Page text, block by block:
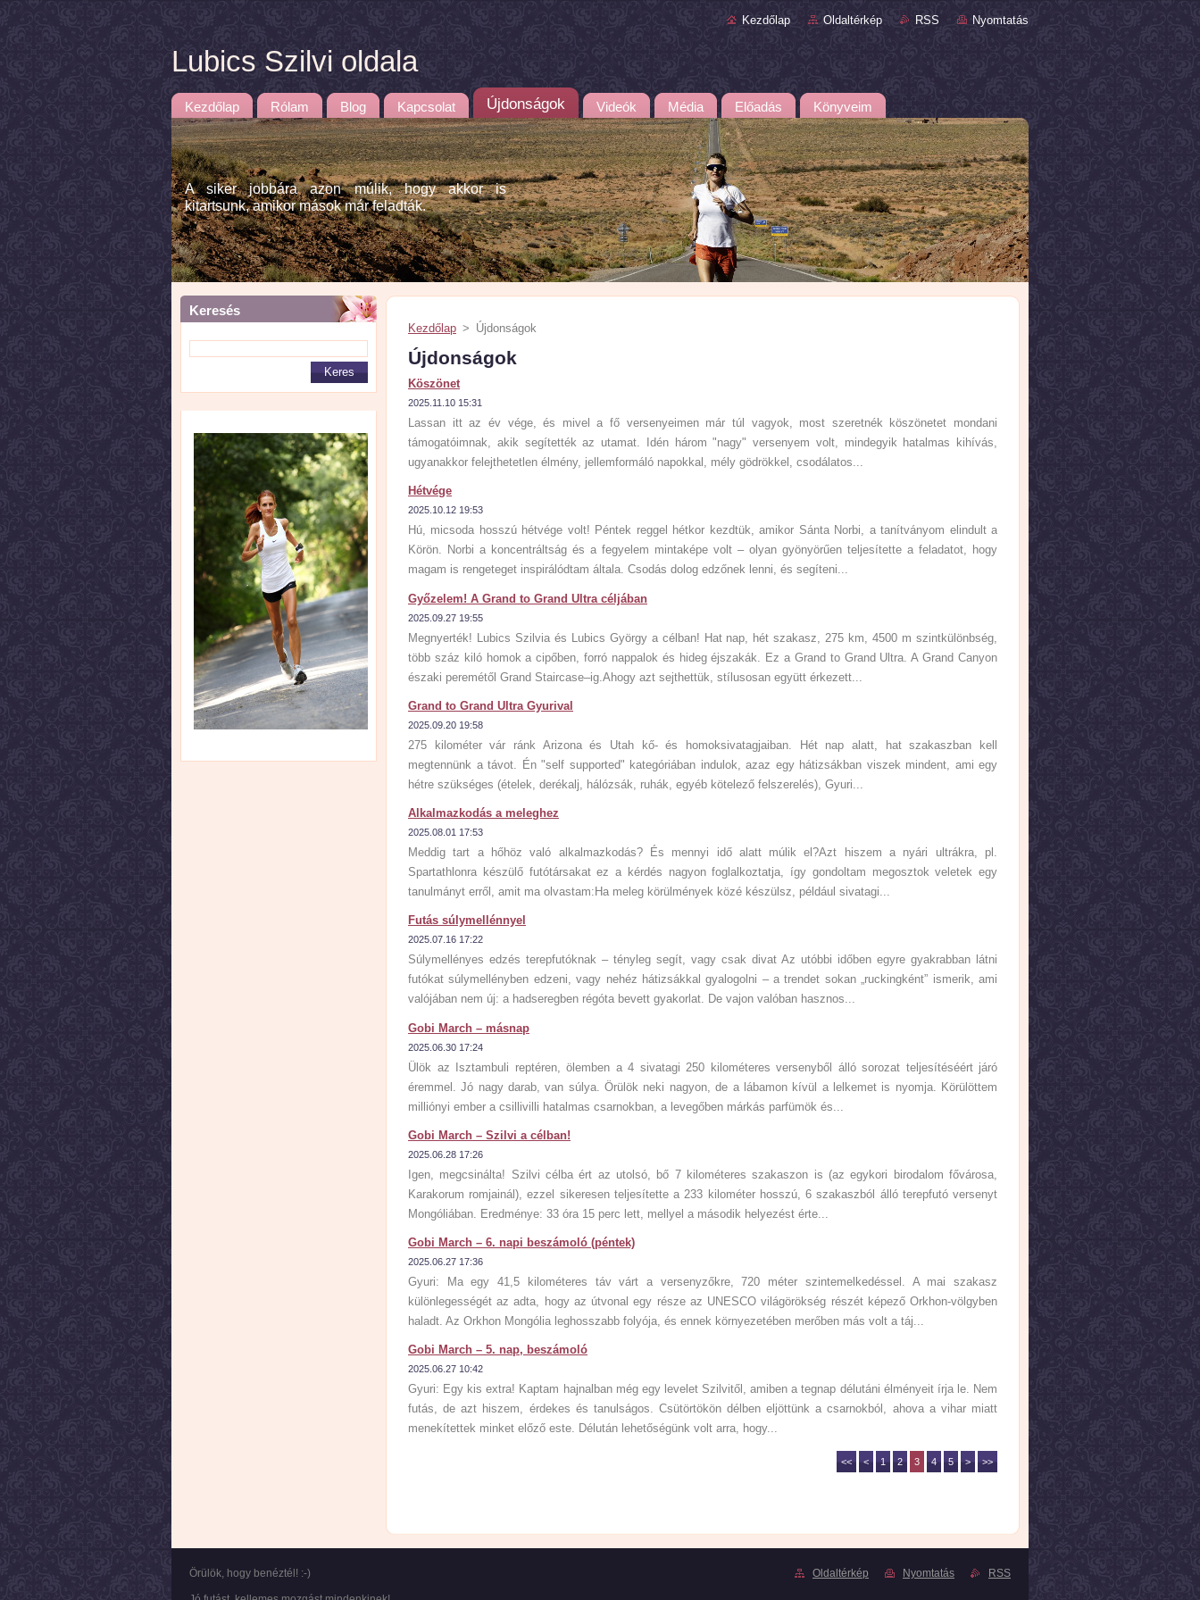
Kezdőlap Oldaltérkép RSS Nyomtatás
Lubics Szilvi oldala
Kezdőlap Rólam Blog Kapcsolat Újdonságok Videók Média Előadás Könyveim
A siker jobbára azon múlik, hogy akkor is
kitartsunk, amikor mások már feladták.
Keresés
Kezdőlap > Újdonságok
Újdonságok
Köszönet
2025.11.10 15:31
Lassan itt az év vége, és mivel a fő versenyeimen már túl vagyok, most szeretnék köszönetet mondani
támogatóimnak, akik segítették az utamat. Idén három "nagy" versenyem volt, mindegyik hatalmas kihívás,
ugyanakkor felejthetetlen élmény, jellemformáló napokkal, mély gödrökkel, csodálatos...
Hétvége
2025.10.12 19:53
Hú, micsoda hosszú hétvége volt! Péntek reggel hétkor kezdtük, amikor Sánta Norbi, a tanítványom elindult a
Körön. Norbi a koncentráltság és a fegyelem mintaképe volt – olyan gyönyörűen teljesítette a feladatot, hogy
magam is rengeteget inspirálódtam általa. Csodás dolog edzőnek lenni, és segíteni...
Győzelem! A Grand to Grand Ultra céljában
2025.09.27 19:55
Megnyerték! Lubics Szilvia és Lubics György a célban! Hat nap, hét szakasz, 275 km, 4500 m szintkülönbség,
több száz kiló homok a cipőben, forró nappalok és hideg éjszakák. Ez a Grand to Grand Ultra. A Grand Canyon
északi peremétől Grand Staircase–ig.Ahogy azt sejthettük, stílusosan együtt érkezett...
Grand to Grand Ultra Gyurival
2025.09.20 19:58
275 kilométer vár ránk Arizona és Utah kő- és homoksivatagjaiban. Hét nap alatt, hat szakaszban kell
megtennünk a távot. Én "self supported" kategóriában indulok, azaz egy hátizsákban viszek mindent, ami egy
hétre szükséges (ételek, derékalj, hálózsák, ruhák, egyéb kötelező felszerelés), Gyuri...
Alkalmazkodás a meleghez
2025.08.01 17:53
Meddig tart a hőhöz való alkalmazkodás? És mennyi idő alatt múlik el?Azt hiszem a nyári ultrákra, pl.
Spartathlonra készülő futótársakat ez a kérdés nagyon foglalkoztatja, így gondoltam megosztok veletek egy
tanulmányt erről, amit ma olvastam:Ha meleg körülmények közé készülsz, például sivatagi...
Futás súlymellénnyel
2025.07.16 17:22
Súlymellényes edzés terepfutóknak – tényleg segít, vagy csak divat Az utóbbi időben egyre gyakrabban látni
futókat súlymellényben edzeni, vagy nehéz hátizsákkal gyalogolni – a trendet sokan „ruckingként” ismerik, ami
valójában nem új: a hadseregben régóta bevett gyakorlat. De vajon valóban hasznos...
Gobi March – másnap
2025.06.30 17:24
Ülök az Isztambuli reptéren, ölemben a 4 sivatagi 250 kilométeres versenyből álló sorozat teljesítéséért járó
éremmel. Jó nagy darab, van súlya. Örülök neki nagyon, de a lábamon kívül a lelkemet is nyomja. Körülöttem
milliónyi ember a csillivilli hatalmas csarnokban, a levegőben márkás parfümök és...
Gobi March – Szilvi a célban!
2025.06.28 17:26
Igen, megcsinálta! Szilvi célba ért az utolsó, bő 7 kilométeres szakaszon is (az egykori birodalom fővárosa,
Karakorum romjainál), ezzel sikeresen teljesítette a 233 kilométer hosszú, 6 szakaszból álló terepfutó versenyt
Mongóliában. Eredménye: 33 óra 15 perc lett, mellyel a második helyezést érte...
Gobi March – 6. napi beszámoló (péntek)
2025.06.27 17:36
Gyuri: Ma egy 41,5 kilométeres táv várt a versenyzőkre, 720 méter szintemelkedéssel. A mai szakasz
különlegességét az adta, hogy az útvonal egy része az UNESCO világörökség részét képező Orkhon-völgyben
haladt. Az Orkhon Mongólia leghosszabb folyója, és ennek környezetében merőben más volt a táj...
Gobi March – 5. nap, beszámoló
2025.06.27 10:42
Gyuri: Egy kis extra! Kaptam hajnalban még egy levelet Szilvitől, amiben a tegnap délutáni élményeit írja le. Nem
futás, de azt hiszem, érdekes és tanulságos. Csütörtökön délben eljöttünk a csarnokból, ahova a vihar miatt
menekítettek minket előző este. Délután lehetőségünk volt arra, hogy...
<< < 1 2 3 4 5 > >>
Oldaltérkép Nyomtatás RSS
Örülök, hogy benéztél! :-)